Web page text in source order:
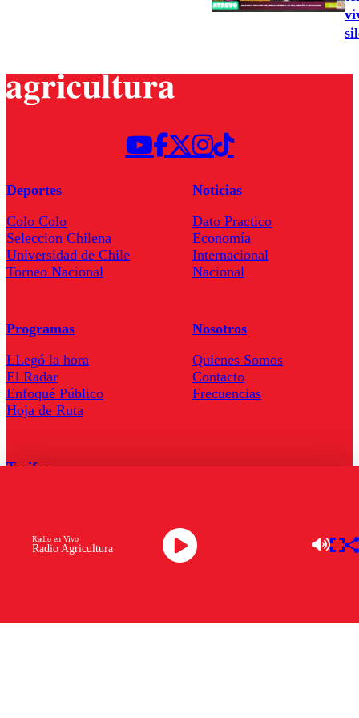
Radio Agricultura
Radio en Vivo
Deportes
Colo Colo
Seleccion Chilena
Universidad de Chile
Torneo Nacional
Noticias
Dato Practico
Economía
Internacional
Nacional
Programas
LLegó la hora
El Radar
Enfoqué Público
Hoja de Ruta
Nosotros
Quienes Somos
Contacto
Frecuencias
Tarifas
Descarga la APP